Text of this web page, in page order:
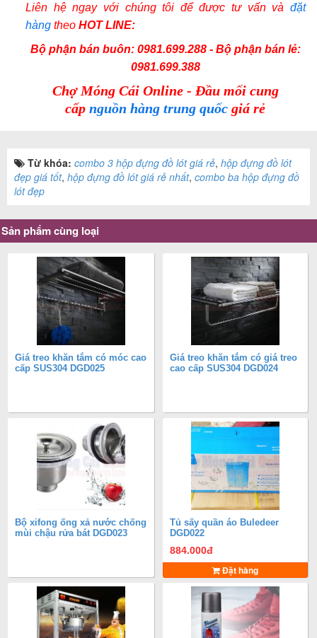
Liên hệ ngay với chúng tôi để được tư vấn và đặt
hàng theoHOT LINE:
Bộ phận bán buôn: 0981.699.288 - Bộ phận bán lẻ:
0981.699.388
Chợ Móng Cái Online - Đầu mối cung
cấpnguồn hàng trung quốc giá rẻ
Từ khóa: combo 3 hộp đựng đồ lót giá rẻ, hộp đựng đồ lót
đẹp giá tốt, hộp đựng đồ lót giá rẻ nhất, combo ba hộp đựng đồ
lót đẹp
Sản phẩm cùng loại
Giá treo khăn tắm có móc cao
cấp SUS304 DGD025
Giá treo khăn tắm có giá treo
cao cấp SUS304 DGD024
Bộ xifong ống xả nước chống
mùi chậu rửa bát DGD023
Tủ sấy quần áo Buledeer
DGD022
884.000đ
Đặt hàng